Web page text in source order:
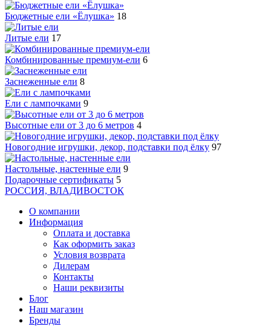
Бюджетные ели «Ёлушка» 18
Литые ели 17
Комбинированные премиум-ели 6
Заснеженные ели 8
Ели с лампочками 9
Высотные ели от 3 до 6 метров 4
Новогодние игрушки, декор, подставки под ёлку 97
Настольные, настенные ели 9
Подарочные сертификаты 5
РОССИЯ, ВЛАДИВОСТОК
О компании
Информация
Оплата и доставка
Как оформить заказ
Условия возврата
Дилерам
Контакты
Наши реквизиты
Блог
Наш магазин
Бренды